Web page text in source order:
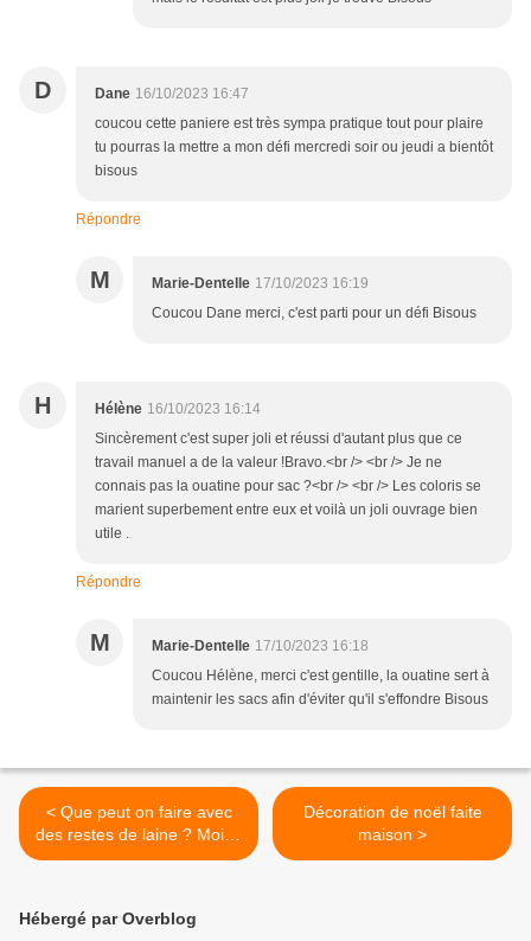
D Dane 16/10/2023 16:47
coucou cette paniere est très sympa pratique tout pour plaire
tu pourras la mettre a mon défi mercredi soir ou jeudi a bientôt
bisous
Répondre
M Marie-Dentelle 17/10/2023 16:19
Coucou Dane merci, c'est parti pour un défi Bisous
H Hélène 16/10/2023 16:14
Sincèrement c'est super joli et réussi d'autant plus que ce
travail manuel a de la valeur !Bravo.<br /> <br /> Je ne
connais pas la ouatine pour sac ?<br /> <br /> Les coloris se
marient superbement entre eux et voilà un joli ouvrage bien
utile .
Répondre
M Marie-Dentelle 17/10/2023 16:18
Coucou Hélène, merci c'est gentille, la ouatine sert à
maintenir les sacs afin d'éviter qu'il s'effondre Bisous
< Que peut on faire avec
des restes de laine ? Moi je
fais une couverture !!!
Décoration de noël faite
maison >
Hébergé par Overblog